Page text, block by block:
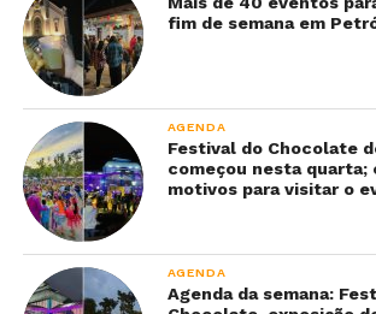
fim de semana em
AGENDA
Festival do Chocolate
começou nesta quarta;
motivos para visitar o
AGENDA
Agenda da semana: